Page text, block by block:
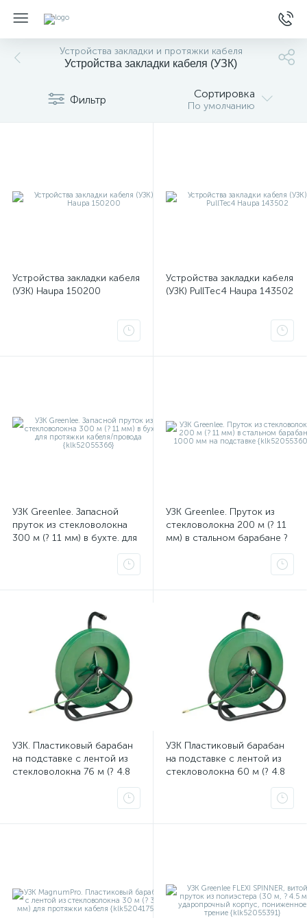
Устройства закладки и протяжки кабеля
Устройства закладки кабеля (УЗК)
Фильтр Сортировка
По умолчанию
Устройства закладки кабеля
(УЗК) Haupa 150200
Устройства закладки кабеля
(УЗК) PullTec4 Haupa 143502
УЗК Greenlee. Запасной
пруток из стекловолокна
300 м (? 11 мм) в бухте. для
протяжки кабеля/провода
УЗК Greenlee. Пруток из
стекловолокна 200 м (? 11
мм) в стальном барабане ?
УЗК. Пластиковый барабан
на подставке с лентой из
стекловолокна 76 м (? 4.8
мм) для протяжки кабеля
УЗК Пластиковый барабан
на подставке с лентой из
стекловолокна 60 м (? 4.8
мм) для протяжки кабеля